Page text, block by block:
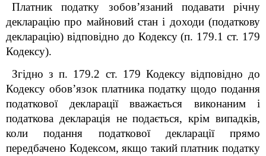
Платник податку зобов’язаний подавати річну
декларацію про майновий стан і доходи (податкову
декларацію) відповідно до Кодексу (п. 179.1 ст. 179
Кодексу).
Згідно з п. 179.2 ст. 179 Кодексу відповідно до
Кодексу обов’язок платника податку щодо подання
податкової декларації вважається виконаним і
податкова декларація не подається, крім випадків,
коли подання податкової декларації прямо
передбачено Кодексом, якщо такий платник податку